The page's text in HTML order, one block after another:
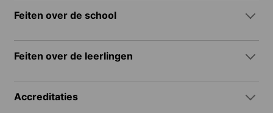
Feiten over de school
Feiten over de leerlingen
Accreditaties